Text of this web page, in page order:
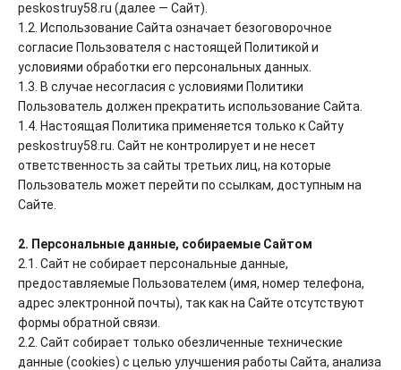
vk.com/peskostrui58
Россия, г. Пенза, трасса М5 630 км.
peskostruy58.ru (далее — Сайт).
1.2. Использование Сайта означает безоговорочное
согласие Пользователя с настоящей Политикой и
условиями обработки его персональных данных.
1.3. В случае несогласия с условиями Политики
Пользователь должен прекратить использование Сайта.
1.4. Настоящая Политика применяется только к Сайту
peskostruy58.ru. Сайт не контролирует и не несет
ответственность за сайты третьих лиц, на которые
Пользователь может перейти по ссылкам, доступным на
Сайте.
2. Персональные данные, собираемые Сайтом
2.1. Сайт не собирает персональные данные,
предоставляемые Пользователем (имя, номер телефона,
адрес электронной почты), так как на Сайте отсутствуют
формы обратной связи.
2.2. Сайт собирает только обезличенные технические
данные (cookies) с целью улучшения работы Сайта, анализа